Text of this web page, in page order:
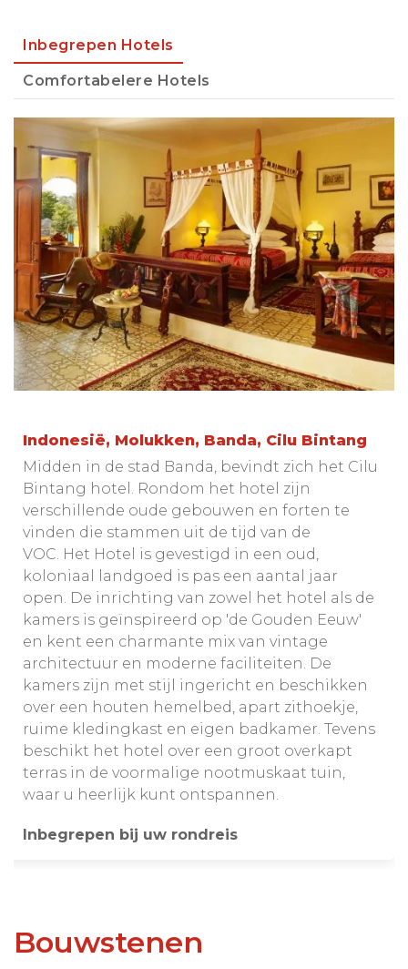
Inbegrepen Hotels
Comfortabelere Hotels
Indonesië, Molukken, Banda, Cilu Bintang
Midden in de stad Banda, bevindt zich het Cilu
Bintang hotel. Rondom het hotel zijn
verschillende oude gebouwen en forten te
vinden die stammen uit de tijd van de
VOC. Het Hotel is gevestigd in een oud,
koloniaal landgoed is pas een aantal jaar
open. De inrichting van zowel het hotel als de
kamers is geïnspireerd op 'de Gouden Eeuw'
en kent een charmante mix van vintage
architectuur en moderne faciliteiten. De
kamers zijn met stijl ingericht en beschikken
over een houten hemelbed, apart zithoekje,
ruime kledingkast en eigen badkamer. Tevens
beschikt het hotel over een groot overkapt
terras in de voormalige nootmuskaat tuin,
waar u heerlijk kunt ontspannen.
Inbegrepen bij uw rondreis
Bouwstenen